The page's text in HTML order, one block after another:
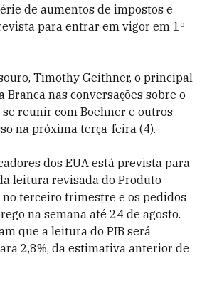
de aumentos de impostos e
para entrar em vigor em 1º
Timothy Geithner, o principal
Branca nas conversações sobre o
reunir com Boehner e outros
na próxima terça-feira (4).
dos EUA está prevista para
leitura revisada do Produto
no terceiro trimestre e os pedidos
na semana até 24 de agosto.
que a leitura do PIB será
2,8%, da estimativa anterior de